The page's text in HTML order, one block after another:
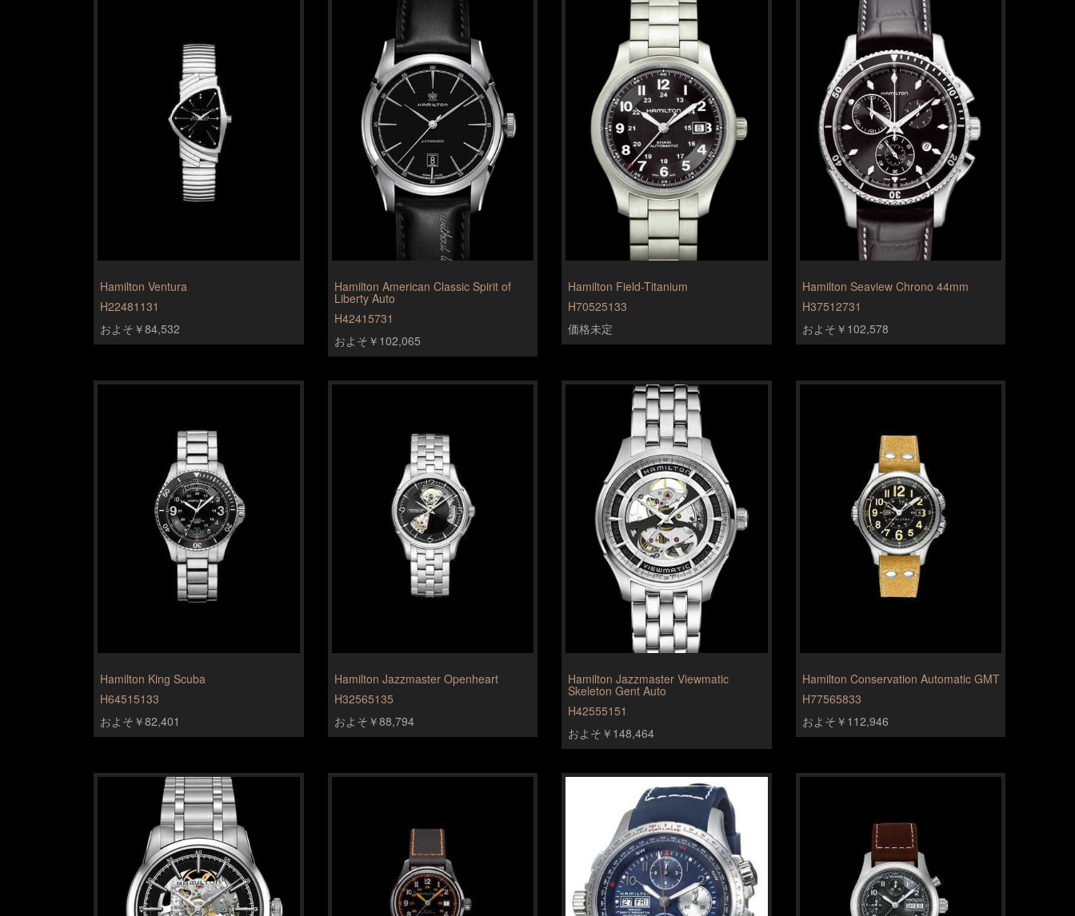
Hamilton Ventura
H22481131
およそ￥84,532
Hamilton American Classic Spirit of
Liberty Auto
H42415731
およそ￥102,065
Hamilton Field-Titanium
H70525133
価格未定
Hamilton Seaview Chrono 44mm
H37512731
およそ￥102,578
Hamilton King Scuba
H64515133
およそ￥82,401
Hamilton Jazzmaster Openheart
H32565135
およそ￥88,794
Hamilton Jazzmaster Viewmatic
Skeleton Gent Auto
H42555151
およそ￥148,464
Hamilton Conservation Automatic GMT
H77565833
およそ￥112,946